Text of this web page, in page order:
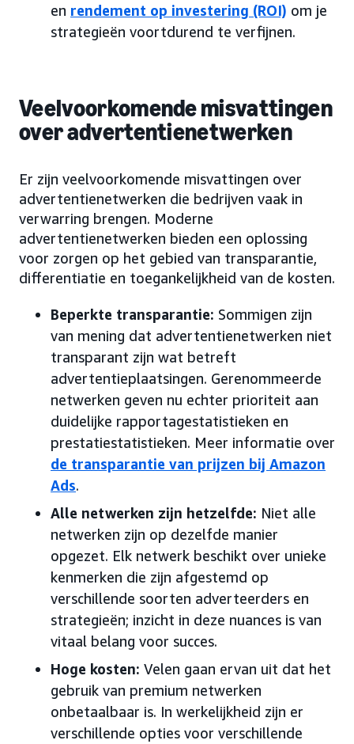
en rendement op investering (ROI) om je
strategieën voortdurend te verfijnen.
Veelvoorkomende misvattingen
over advertentienetwerken
Er zijn veelvoorkomende misvattingen over
advertentienetwerken die bedrijven vaak in
verwarring brengen. Moderne
advertentienetwerken bieden een oplossing
voor zorgen op het gebied van transparantie,
differentiatie en toegankelijkheid van de kosten.
Beperkte transparantie: Sommigen zijn
van mening dat advertentienetwerken niet
transparant zijn wat betreft
advertentieplaatsingen. Gerenommeerde
netwerken geven nu echter prioriteit aan
duidelijke rapportagestatistieken en
prestatiestatistieken. Meer informatie over
de transparantie van prijzen bij Amazon
Ads.
Alle netwerken zijn hetzelfde: Niet alle
netwerken zijn op dezelfde manier
opgezet. Elk netwerk beschikt over unieke
kenmerken die zijn afgestemd op
verschillende soorten adverteerders en
strategieën; inzicht in deze nuances is van
vitaal belang voor succes.
Hoge kosten: Velen gaan ervan uit dat het
gebruik van premium netwerken
onbetaalbaar is. In werkelijkheid zijn er
verschillende opties voor verschillende